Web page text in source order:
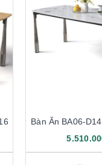
Bàn Ăn BA06-